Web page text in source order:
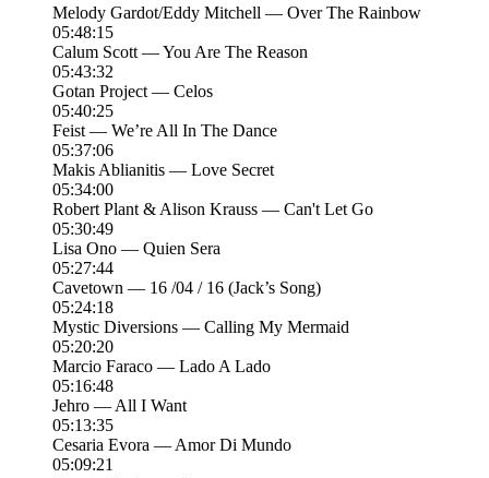
Melody Gardot/Eddy Mitchell — Over The Rainbow
05:48:15
Calum Scott — You Are The Reason
05:43:32
Gotan Project — Celos
05:40:25
Feist — We’re All In The Dance
05:37:06
Makis Ablianitis — Love Secret
05:34:00
Robert Plant & Alison Krauss — Can't Let Go
05:30:49
Lisa Ono — Quien Sera
05:27:44
Cavetown — 16 /04 / 16 (Jack’s Song)
05:24:18
Mystic Diversions — Calling My Mermaid
05:20:20
Marcio Faraco — Lado A Lado
05:16:48
Jehro — All I Want
05:13:35
Cesaria Evora — Amor Di Mundo
05:09:21